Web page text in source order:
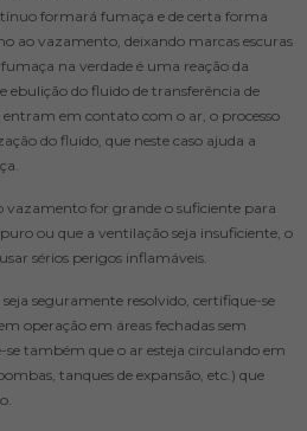
formará fumaça e de certa forma
ao vazamento, deixando marcas escuras
na verdade é uma reação da
ebulição do fluido de transferência de
em contato com o ar, o processo
do fluido, que neste caso ajuda a
vazamento for grande o suficiente para
ou que a ventilação seja insuficiente, o
sérios perigos inflamáveis.
seguramente resolvido, certifique-se
operação em áreas fechadas sem
também que o ar esteja circulando em
tanques de expansão, etc.) que